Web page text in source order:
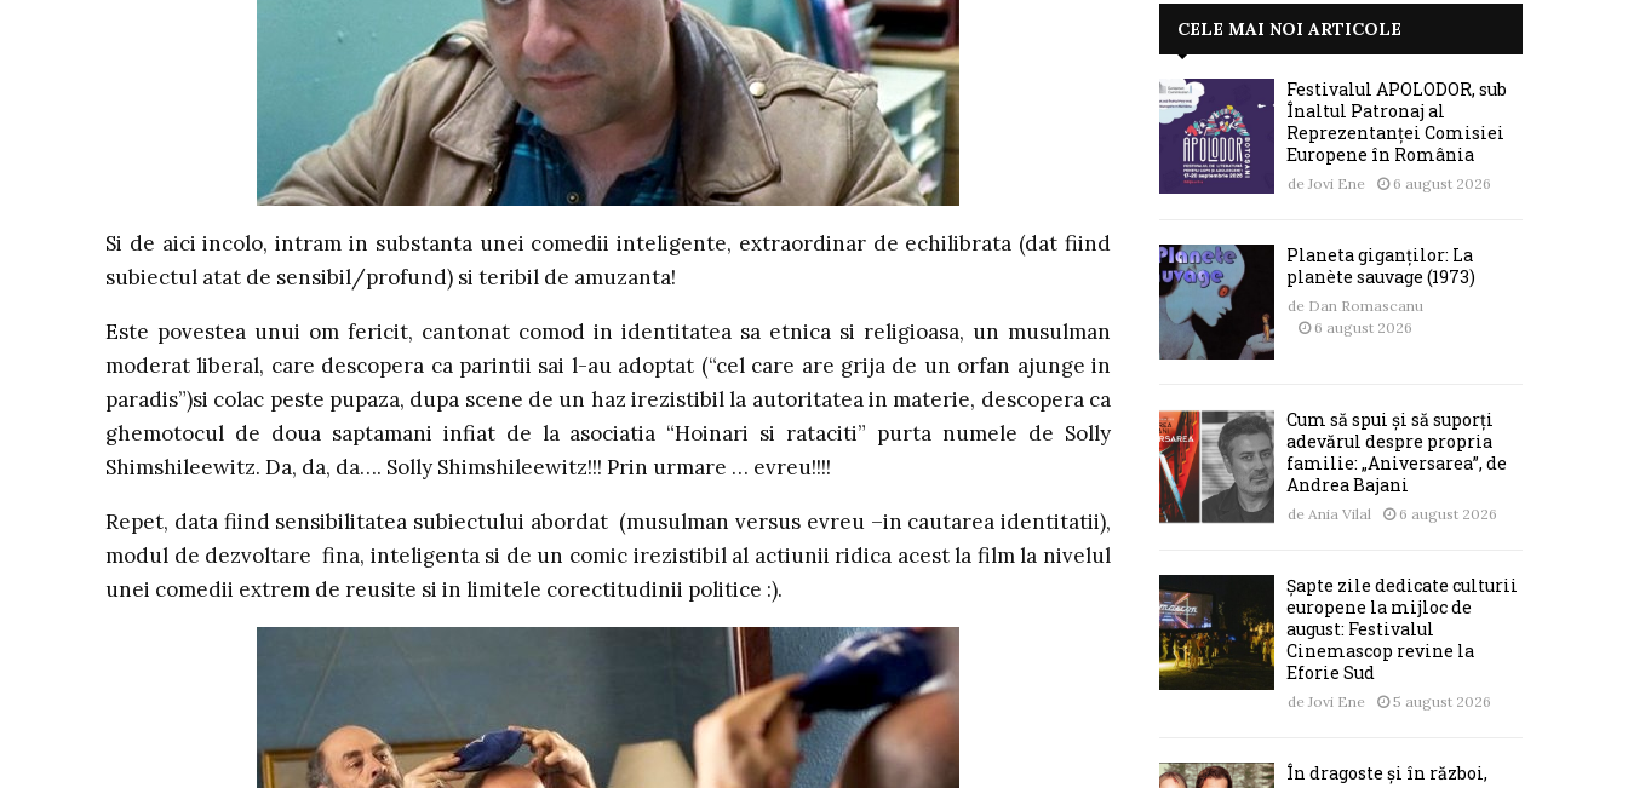
Si de aici incolo, intram in substanta unei comedii inteligente, extraordinar de echilibrata (dat fiind
subiectul atat de sensibil/profund) si teribil de amuzanta!
Este povestea unui om fericit, cantonat comod in identitatea sa etnica si religioasa, un musulman
moderat liberal, care descopera ca parintii sai l-au adoptat (“cel care are grija de un orfan ajunge in
paradis”)si colac peste pupaza, dupa scene de un haz irezistibil la autoritatea in materie, descopera ca
ghemotocul de doua saptamani infiat de la asociatia “Hoinari si rataciti” purta numele de Solly
Shimshileewitz. Da, da, da…. Solly Shimshileewitz!!! Prin urmare … evreu!!!!
Repet, data fiind sensibilitatea subiectului abordat (musulman versus evreu –in cautarea identitatii),
modul de dezvoltare fina, inteligenta si de un comic irezistibil al actiunii ridica acest la film la nivelul
unei comedii extrem de reusite si in limitele corectitudinii politice :).
CELE MAI NOI ARTICOLE
Festivalul APOLODOR, sub
Înaltul Patronaj al
Reprezentanței Comisiei
Europene în România
de Jovi Ene 6 august 2026
Planeta giganților: La
planète sauvage (1973)
de Dan Romascanu
6 august 2026
Cum să spui și să suporți
adevărul despre propria
familie: „Aniversarea”, de
Andrea Bajani
de Ania Vilal 6 august 2026
Șapte zile dedicate culturii
europene la mijloc de
august: Festivalul
Cinemascop revine la
Eforie Sud
de Jovi Ene 5 august 2026
În dragoste și în război,